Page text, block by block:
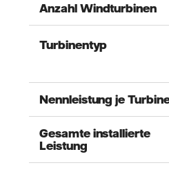
Anzahl Windturbinen
Turbinentyp
Nennleistung je
Gesamte installierte
Leistung